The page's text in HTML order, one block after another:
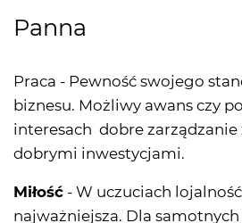
Panna
Praca - Pewność swojego
biznesu. Możliwy awans czy
interesach dobre
dobrymi inwestycjami.
Miłość - W uczuciach
najważniejsza. Dla